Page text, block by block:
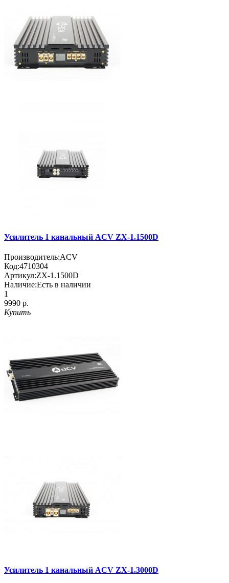
Усилитель 1 канальный ACV ZX-1.1500D
Производитель:ACV
Код:4710304
Артикул:ZX-1.1500D
Наличие:Есть в наличии
1
9990 р.
Купить
Усилитель 1 канальный ACV ZX-1.3000D